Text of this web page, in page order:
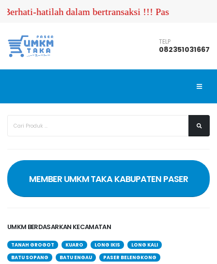
hatilah dalam bertransaksi !!! Pastikan Anda
TELP
082351031667
MEMBER UMKM TAKA KABUPATEN PASER
UMKM BERDASARKAN KECAMATAN
TANAH GROGOT KUARO LONG IKIS
LONG KALI
BATU SOPANG
BATU ENGAU
PASER BELENGKONG